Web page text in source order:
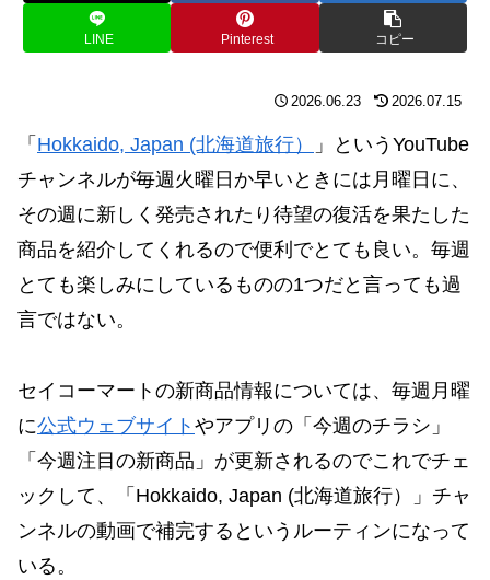
LINE Pinterest コピー
2026.06.23 2026.07.15
「 Hokkaido, Japan (北海道旅行）
」というYouTube
チャンネルが毎週火曜日か早いときには月曜日に、
その週に新しく発売されたり待望の復活を果たした
商品を紹介してくれるので便利でとても良い。毎週
とても楽しみにしているものの1つだと言っても過
言ではない。
セイコーマートの新商品情報については、毎週月曜
に公式ウェブサイト やアプリの「今週のチラシ」
「今週注目の新商品」が更新されるのでこれでチェ
ックして、「Hokkaido, Japan (北海道旅行）」チャ
ンネルの動画で補完するというルーティンになって
いる。